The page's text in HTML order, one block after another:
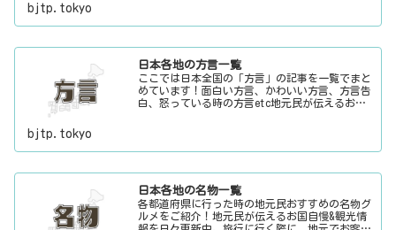
bjtp.tokyo
日本各地の方言一覧
ここでは日本全国の「方言」の記事を一覧でまと
めています！面白い方言、かわいい方言、方言告
白、怒っている時の方言etc地元民が伝えるお国
bjtp.tokyo
日本各地の名物一覧
各都道府県に行った時の地元民おすすめの名物グ
ルメをご紹介！地元民が伝えるお国自慢&観光情